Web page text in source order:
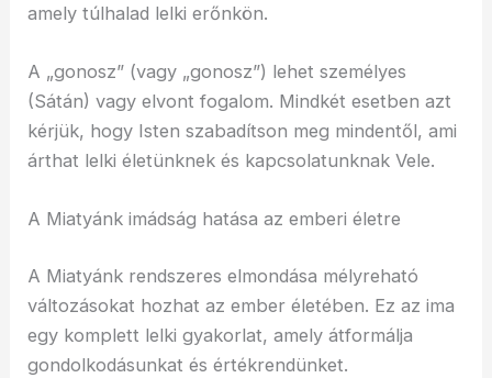
amely túlhalad lelki erőnkön.
A „gonosz” (vagy „gonosz”) lehet személyes
(Sátán) vagy elvont fogalom. Mindkét esetben azt
kérjük, hogy Isten szabadítson meg mindentől, ami
árthat lelki életünknek és kapcsolatunknak Vele.
A Miatyánk imádság hatása az emberi életre
A Miatyánk rendszeres elmondása mélyreható
változásokat hozhat az ember életében. Ez az ima
egy komplett lelki gyakorlat, amely átformálja
gondolkodásunkat és értékrendünket.